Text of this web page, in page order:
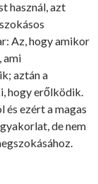
használ, azt
Az, hogy amikor
ami
aztán a
hogy erőlködik.
ezért a magas
de nem